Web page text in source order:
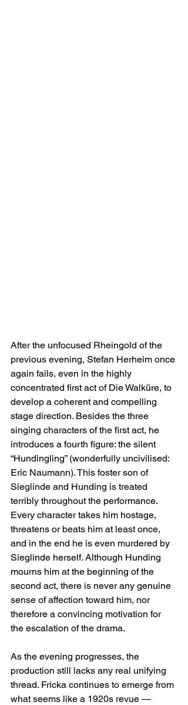
After the unfocused Rheingold of the
previous evening, Stefan Herheim once
again fails, even in the highly
concentrated first act of Die Walküre, to
develop a coherent and compelling
stage direction. Besides the three
singing characters of the first act, he
introduces a fourth figure: the silent
“Hundingling” (wonderfully uncivilised:
Eric Naumann). This foster son of
Sieglinde and Hunding is treated
terribly throughout the performance.
Every character takes him hostage,
threatens or beats him at least once,
and in the end he is even murdered by
Sieglinde herself. Although Hunding
mourns him at the beginning of the
second act, there is never any genuine
sense of affection toward him, nor
therefore a convincing motivation for
the escalation of the drama.
As the evening progresses, the
production still lacks any real unifying
thread. Fricka continues to emerge from
what seems like a 1920s revue —